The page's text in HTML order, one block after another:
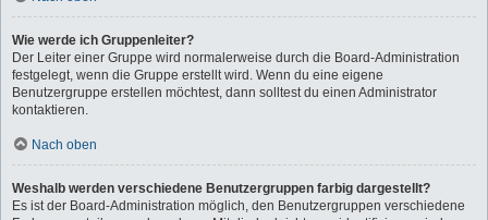
Wie werde ich Gruppenleiter?
Der Leiter einer Gruppe wird normalerweise durch die Board-Administration
festgelegt, wenn die Gruppe erstellt wird. Wenn du eine eigene
Benutzergruppe erstellen möchtest, dann solltest du einen Administrator
kontaktieren.
Nach oben
Weshalb werden verschiedene Benutzergruppen farbig dargestellt?
Es ist der Board-Administration möglich, den Benutzergruppen verschiedene